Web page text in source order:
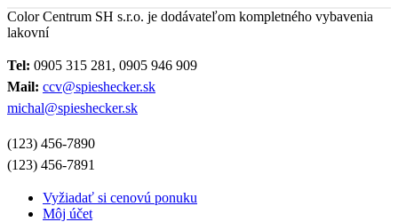
Color Centrum SH s.r.o. je dodávateľom kompletného vybavenia
lakovní
Tel: 0905 315 281, 0905 946 909
Mail: ccv@spieshecker.sk
michal@spieshecker.sk
(123) 456-7890
(123) 456-7891
Vyžiadať si cenovú ponuku
Môj účet